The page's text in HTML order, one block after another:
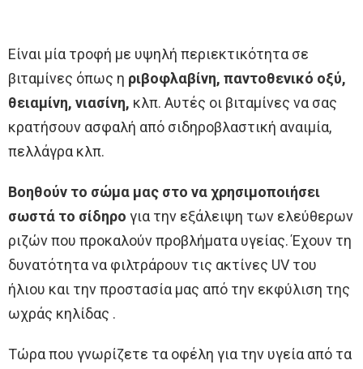
Είναι μία τροφή με υψηλή περιεκτικότητα σε
βιταμίνες όπως η ριβοφλαβίνη, παντοθενικό οξύ,
θειαμίνη, νιασίνη, κλπ. Αυτές οι βιταμίνες να σας
κρατήσουν ασφαλή από σιδηροβλαστική αναιμία,
πελλάγρα κλπ.
Βοηθούν το σώμα μας στο να χρησιμοποιήσει
σωστά το σίδηρο για την εξάλειψη των ελεύθερων
ριζών που προκαλούν προβλήματα υγείας. Έχουν τη
δυνατότητα να φιλτράρουν τις ακτίνες UV του
ήλιου και την προστασία μας από την εκφύλιση της
ωχράς κηλίδας .
Τώρα που γνωρίζετε τα οφέλη για την υγεία από τα